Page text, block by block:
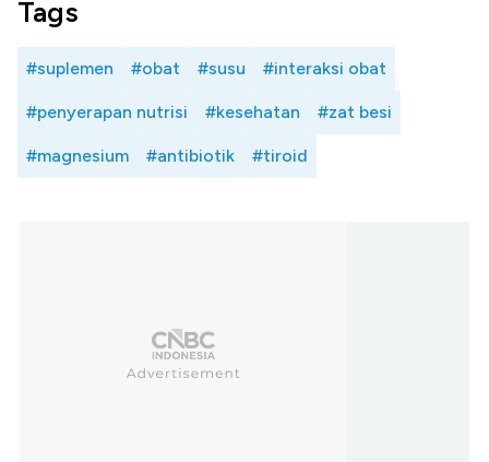
Tags
#suplemen #obat #susu #interaksi obat
#penyerapan nutrisi #kesehatan #zat besi
#magnesium #antibiotik #tiroid